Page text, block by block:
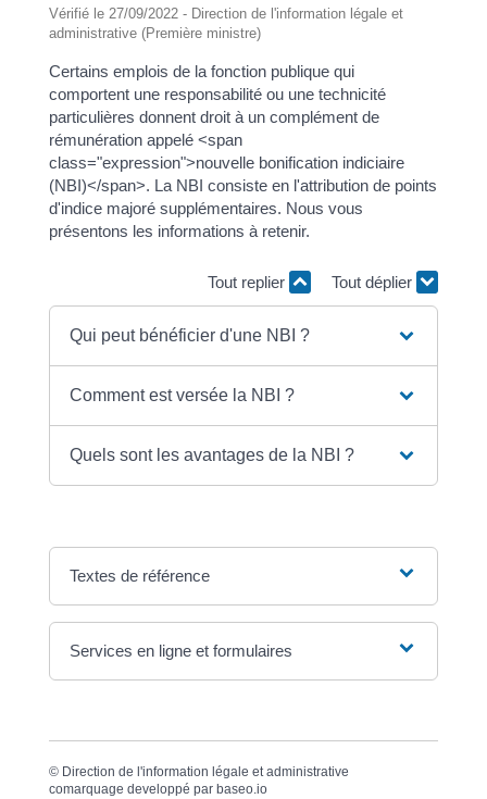
Vérifié le 27/09/2022 - Direction de l'information légale et
administrative (Première ministre)
Certains emplois de la fonction publique qui
comportent une responsabilité ou une technicité
particulières donnent droit à un complément de
rémunération appelé <span
class="expression">nouvelle bonification indiciaire
(NBI)</span>. La NBI consiste en l'attribution de points
d'indice majoré supplémentaires. Nous vous
présentons les informations à retenir.
Tout replier Tout déplier
Qui peut bénéficier d'une NBI ?
Comment est versée la NBI ?
Quels sont les avantages de la NBI ?
Textes de référence
Services en ligne et formulaires
© Direction de l'information légale et administrative
comarquage developpé par baseo.io